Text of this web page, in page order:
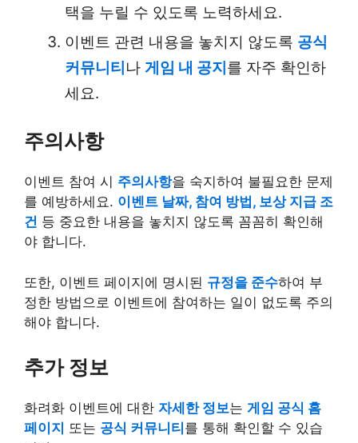
택을 누릴 수 있도록 노력하세요.
이벤트 관련 내용을 놓치지 않도록 공식
커뮤니티나 게임 내 공지를 자주 확인하
세요.
주의사항
이벤트 참여 시 주의사항을 숙지하여 불필요한 문제
를 예방하세요. 이벤트 날짜, 참여 방법, 보상 지급 조
건 등 중요한 내용을 놓치지 않도록 꼼꼼히 확인해
야 합니다.
또한, 이벤트 페이지에 명시된 규정을 준수하여 부
정한 방법으로 이벤트에 참여하는 일이 없도록 주의
해야 합니다.
추가 정보
화려화 이벤트에 대한 자세한 정보는 게임 공식 홈
페이지 또는 공식 커뮤니티 를 통해 확인할 수 있습